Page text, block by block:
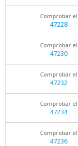
Comprobar el
47228
Comprobar el
47230
Comprobar el
47232
Comprobar el
47234
Comprobar el
47236